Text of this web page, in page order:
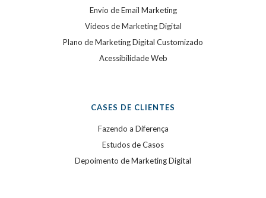
Envio de Email Marketing
Videos de Marketing Digital
Plano de Marketing Digital Customizado
Acessibilidade Web
CASES DE CLIENTES
Fazendo a Diferença
Estudos de Casos
Depoimento de Marketing Digital